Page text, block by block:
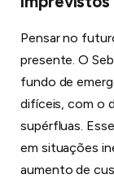
Pensar no
presente. O
fundo de
difíceis, com o
supérfluas.
em situações
aumento de